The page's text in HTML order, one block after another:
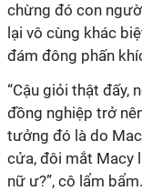
chừng đó con
lại vô cùng khác
đám đông phấn
“Cậu giỏi thật đấy,
đồng nghiệp trở
tưởng đó là do
cửa, đôi mắt Macy
nữ ư?”, cô lẩm